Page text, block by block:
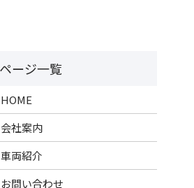
HOME
会社案内
車両紹介
お問い合わせ